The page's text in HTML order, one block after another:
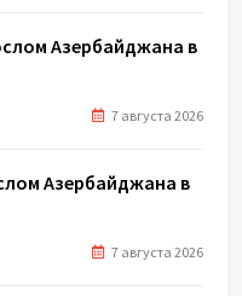
Азербайджана в
7 августа 2026
Азербайджана в
7 августа 2026